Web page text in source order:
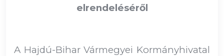
elrendeléséről
A Hajdú-Bihar Vármegyei Kormányhivatal